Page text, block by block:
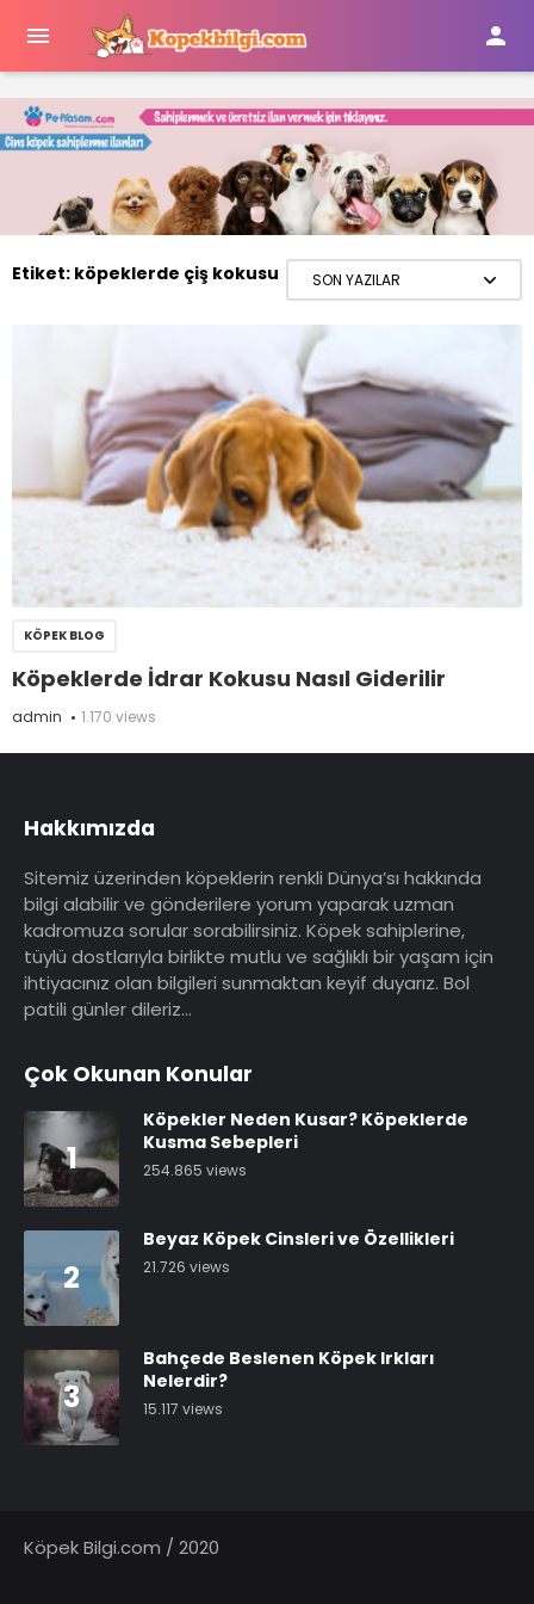
 
Etiket: köpeklerde çiş kokusu
KÖPEK BLOG
Köpeklerde İdrar Kokusu Nasıl Giderilir
admin 1.170 views
Hakkımızda
Sitemiz üzerinden köpeklerin renkli Dünya’sı hakkında
bilgi alabilir ve gönderilere yorum yaparak uzman
kadromuza sorular sorabilirsiniz. Köpek sahiplerine,
tüylü dostlarıyla birlikte mutlu ve sağlıklı bir yaşam için
ihtiyacınız olan bilgileri sunmaktan keyif duyarız. Bol
patili günler dileriz…
Çok Okunan Konular
1
Köpekler Neden Kusar? Köpeklerde
Kusma Sebepleri
254.865 views
2
Beyaz Köpek Cinsleri ve Özellikleri
21.726 views
3
Bahçede Beslenen Köpek Irkları
Nelerdir?
15.117 views
Köpek Bilgi.com / 2020